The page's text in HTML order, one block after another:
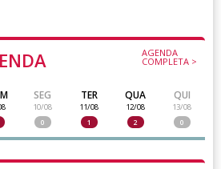
AGENDA
COMPLETA >
SEG
10/08
0
TER
11/08
1
QUA
12/08
2
QUI
13/08
0